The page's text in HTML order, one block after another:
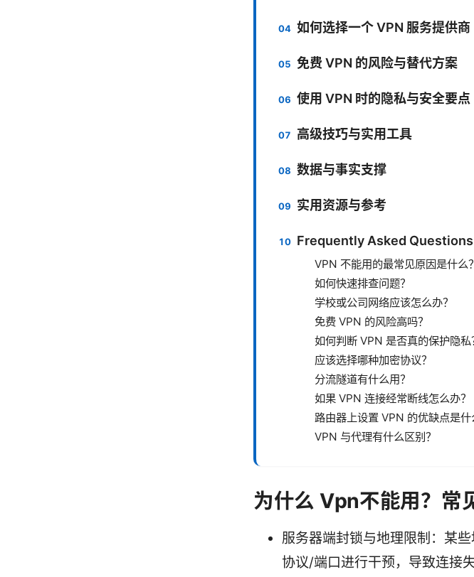
如何选择一个 VPN 服务提供商
免费 VPN 的风险与替代方案
使用 VPN 时的隐私与安全要点
高级技巧与实用工具
数据与事实支撑
实用资源与参考
Frequently Asked Questions
VPN 不能用的最常见原因是什么？
如何快速排查问题？
学校或公司网络应该怎么办？
免费 VPN 的风险高吗？
如何判断 VPN 是否真的保护隐私
应该选择哪种加密协议？
分流隧道有什么用？
如果 VPN 连接经常断线怎么办？
路由器上设置 VPN 的优缺点是什
VPN 与代理有什么区别？
为什么 Vpn不能用？常
服务器端封锁与地理限制：某
协议/端口进行干预，导致连接